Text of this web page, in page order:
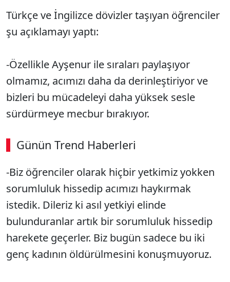
Türkçe ve İngilizce dövizler taşıyan öğrenciler
şu açıklamayı yaptı:
-Özellikle Ayşenur ile sıraları paylaşıyor
olmamız, acımızı daha da derinleştiriyor ve
bizleri bu mücadeleyi daha yüksek sesle
sürdürmeye mecbur bırakıyor.
Günün Trend Haberleri
00:02 / 08:15
Sesi Aç
-Biz öğrenciler olarak hiçbir yetkimiz yokken
sorumluluk hissedip acımızı haykırmak
istedik. Dileriz ki asıl yetkiyi elinde
bulunduranlar artık bir sorumluluk hissedip
harekete geçerler. Biz bugün sadece bu iki
genç kadının öldürülmesini konuşmuyoruz.